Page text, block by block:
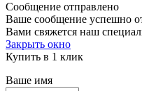
Сообщение отправлено
Ваше сообщение успешно
Вами свяжется наш
Закрыть окно
Купить в 1 клик
Ваше имя